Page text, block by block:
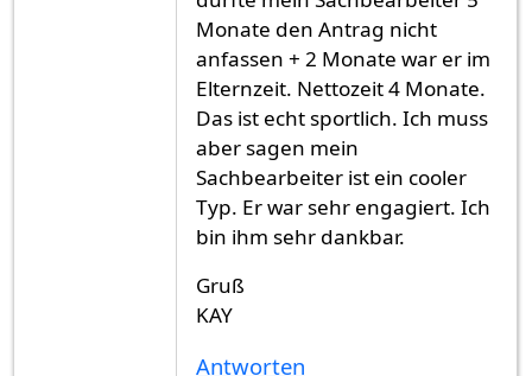
Monate den Antrag nicht
anfassen + 2 Monate war er im
Elternzeit. Nettozeit 4 Monate.
Das ist echt sportlich. Ich muss
aber sagen mein
Sachbearbeiter ist ein cooler
Typ. Er war sehr engagiert. Ich
bin ihm sehr dankbar.
Gruß
KAY
Antworten